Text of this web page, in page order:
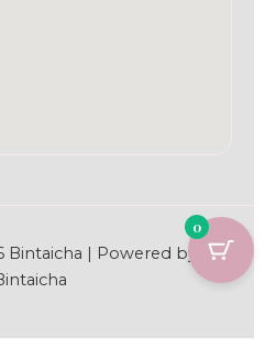
| Powered by
0